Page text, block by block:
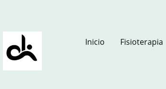
Inicio Fisioterapia